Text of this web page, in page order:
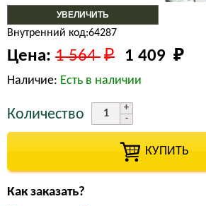
УВЕЛИЧИТЬ
Внутренний код:64287
Цена: 1 564 ₽ 1 409 ₽
Наличие: Есть в наличии
Количество
КУПИТЬ
Как заказать?